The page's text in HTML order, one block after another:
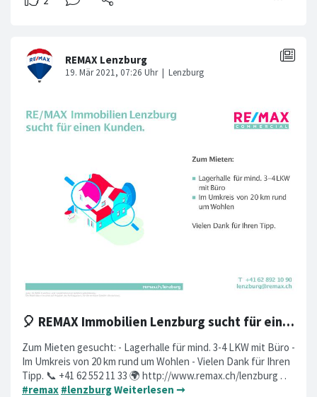
🎈 REMAX Immobilien Lenzburg sucht für einen Kunden
Zum Mieten gesucht: - Lagerhalle für mind. 3-4 LKW mit Büro -
Im Umkreis von 20 km rund um Wohlen - Vielen Dank für Ihren
Tipp. 📞 +41 62 552 11 33 🌍 http://www.remax.ch/lenzburg . .
#remax #lenzburgWeiterlesen ➞